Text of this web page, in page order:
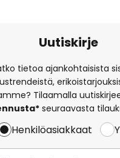
Uutiskirje
tietoa ajankohtaisista
Tilaamalla
seuraavasta
Henkilöasiakkaat